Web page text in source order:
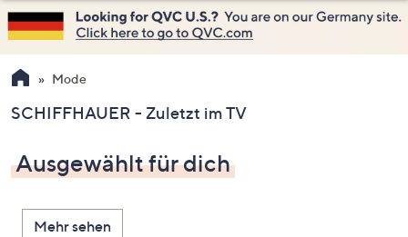
verfügbar
sind,
verwenden
Sie
Pfeiltasten
oben
und
nach
unten
Mode
SCHIFFHAUER - Zuletzt im TV
Ausgewählt für dich
Mehr sehen